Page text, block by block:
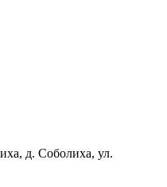
д. Соболиха, ул.